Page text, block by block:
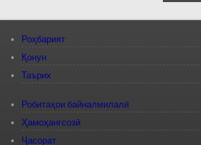
Роҳбарият
Қонун
Таърих
Робитаҳои байналмилалӣ
Ҳамоҳангсозӣ
Ҷасорат